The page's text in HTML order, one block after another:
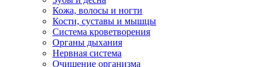
Кожа, волосы и ногти
Кости, суставы и мышцы
Система кроветворения
Органы дыхания
Нервная система
Очищение организма